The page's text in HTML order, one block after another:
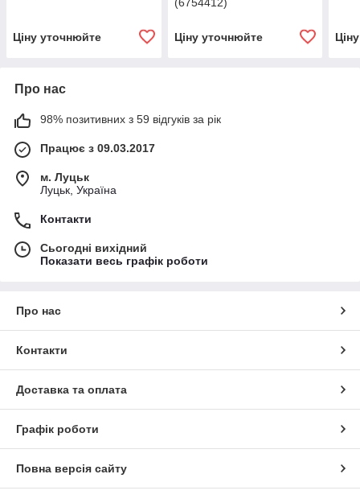
Ціну уточнюйте
(6754412)
Ціну уточнюйте
Про нас
98% позитивних з 59 відгуків за рік
Працює з 09.03.2017
м. Луцьк
Луцьк, Україна
Контакти
Сьогодні вихідний
Показати весь графік роботи
Про нас
Контакти
Доставка та оплата
Графік роботи
Повна версія сайту